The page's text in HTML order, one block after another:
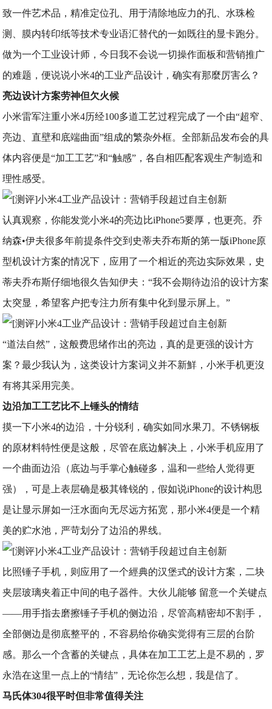
致一件艺术品，精准定位孔、用于清除地应力的孔、水珠检
测、膜内转印纸等技术专业语汇替代的一如既往的显卡跑分。
做为一个工业设计师，今日我不会说一切操作面板和营销推广
的难题，便说说小米4的工业产品设计，确实有那麼厉害么？
亮边设计方案劳神但欠火候
小米雷军注重小米4历经100多道工艺过程完成了一个由“超窄、
亮边、直壁和底端曲面”组成的繁杂外框。全部新品发布会的具
体内容便是“加工工艺”和“触感”，各自相匹配客观生产制造和
理性感受。
认真观察，你能发觉小米4的亮边比iPhone5要厚，也更亮。乔
纳森•伊夫很多年前提条件交到史蒂夫乔布斯的第一版iPhone原
型机设计方案的情况下，应用了一个相近的亮边实际效果，史
蒂夫乔布斯仔细地很久告知伊夫：“我不会期待边沿的设计方案
太突显，希望客户把专注力所有集中化到显示屏上。”
“道法自然”，这般费思绪作出的亮边，真的是更强的设计方
案？最少我认为，这类设计方案词义并不新鮮，小米手机更沒
有将其采用完美。
边沿加工工艺比不上锤头的情结
摸一下小米4的边沿，十分锐利，确实如同水果刀。不锈钢板
的原材料特性便是这般，尽管在底边解决上，小米手机应用了
一个曲面边沿（底边与手掌心触碰多，温和一些给人觉得更
强），可是上表层确是极其锋锐的，假如说iPhone的设计构思
是让显示屏如一汪水面向无尽远方拓宽，那小米4便是一个精
美的贮水池，严苛划分了边沿的界线。
比照锤子手机，则应用了一个經典的汉堡式的设计方案，二块
夹层玻璃夹着正中间的电子器件。大伙儿能够 留意一个关键点
——用手指去磨擦锤子手机的侧边沿，尽管高精密却不割手，
全部侧边是彻底整平的，不容易给你确实觉得有三层的台阶
感。那么一个含蓄的关键点，具体在加工工艺上是不易的，罗
永浩在这里一点上的“情结”，无论你怎么想，我是信了。
马氏体304很平时但非常值得关注